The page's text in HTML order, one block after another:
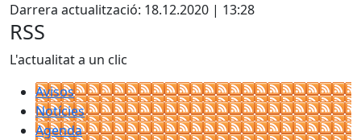
Darrera actualització: 18.12.2020 | 13:28
RSS
L'actualitat a un clic
Avisos
Notícies
Agenda